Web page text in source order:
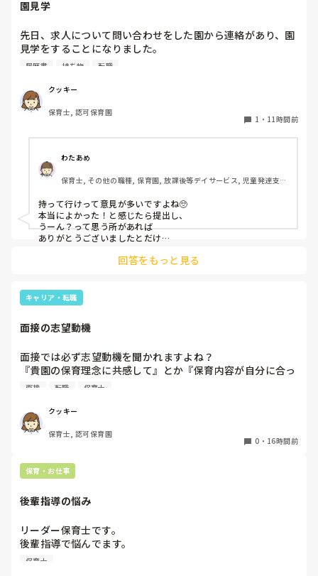
園見学
先日、求人について問い合わせをした園から連絡があり、園
見学をすることになりました。
私としては求人に応募したという認識ですが、『園見学をご
問しましたが、見学なので特にありませんとのこと
このような場合は本当に見学だけで終了なのでしょうか？
でしょうか？
履歴書 持ち物 転職
クッキー
保育士, 認可保育園
1 ・ 11時間前
わたあめ
保育士, その他の職種, 保育園, 放課後等デイサービス, 児童発達支援
持って行けって意見が多いですよね🥺
本当によかった！と感じたら提出し、
うーん？って思う所があれば
ありがとうございましたとだけ
回答をもっと見る
キャリア・転職
面接の志望動機
面接では必ず志望動機を聞かれますよね？
『貴園の保育理念に共感して』とか『保育内容が自分に合っ
てると思いました』等々が多いかと思いますが、実際はどう
私自身、園の雰囲気とか園の規模、保育内容は勘案しますが
正直なところ、家から通いやすいか、給与はどうか…という
ところに重きを置いています
皆さんは、志望動機をどのように答えていますか？また、本
音はどうですか？
面接 転職 保育士
クッキー
保育士, 認可保育園
0 ・ 16時間前
保育・お仕事
後輩指導の悩み
リーダー保育士です。
後輩指導で悩んでます。
初めて年長を持つ後輩がいますが
保育士